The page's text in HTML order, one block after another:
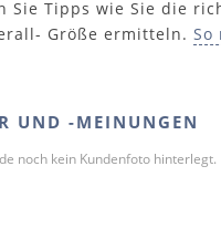
Sie Tipps wie Sie die
Größe ermitteln. So
UND -MEINUNGEN
noch kein Kundenfoto hinterlegt.